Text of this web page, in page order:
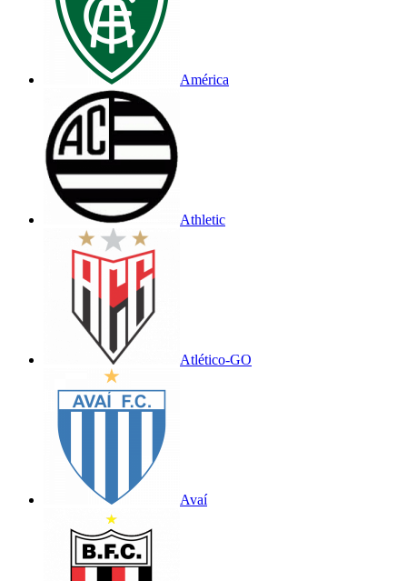
América
Athletic
Atlético-GO
Avaí